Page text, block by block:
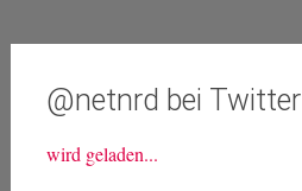
@netnrd bei Twitter
wird geladen...